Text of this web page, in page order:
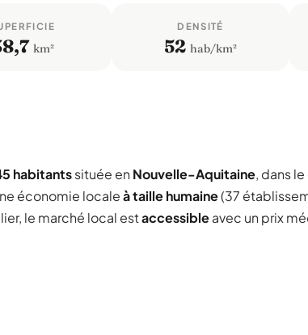
km²
DENSITÉ
52 hab/km²
habitantssituée en Nouvelle-Aquitaine, dans
économie localeà taille humaine(37
le marché local estaccessibleavec un prix